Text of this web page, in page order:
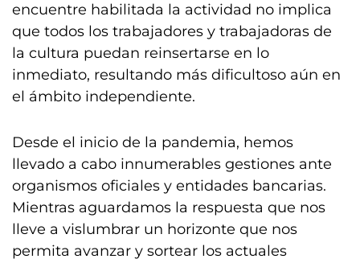
encuentre habilitada la actividad no implica
que todos los trabajadores y trabajadoras de
la cultura puedan reinsertarse en lo
inmediato, resultando más dificultoso aún en
el ámbito independiente.
Desde el inicio de la pandemia, hemos
llevado a cabo innumerables gestiones ante
organismos oficiales y entidades bancarias.
Mientras aguardamos la respuesta que nos
lleve a vislumbrar un horizonte que nos
permita avanzar y sortear los actuales